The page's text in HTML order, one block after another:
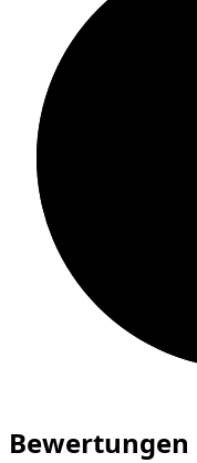
Bewertungen